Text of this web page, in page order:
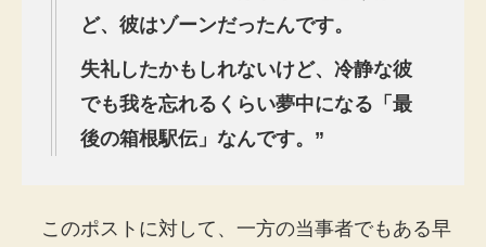
ど、彼はゾーンだったんです。
失礼したかもしれないけど、冷静な彼
でも我を忘れるくらい夢中になる「最
後の箱根駅伝」なんです。”
このポストに対して、一方の当事者でもある早